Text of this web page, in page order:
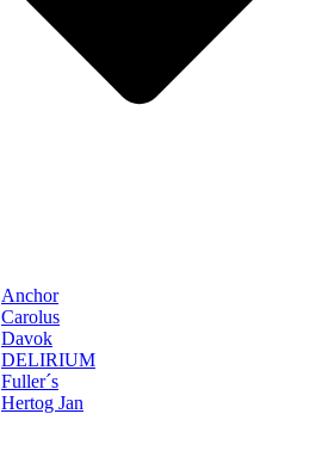
Anchor
Carolus
Davok
DELIRIUM
Fuller´s
Hertog Jan